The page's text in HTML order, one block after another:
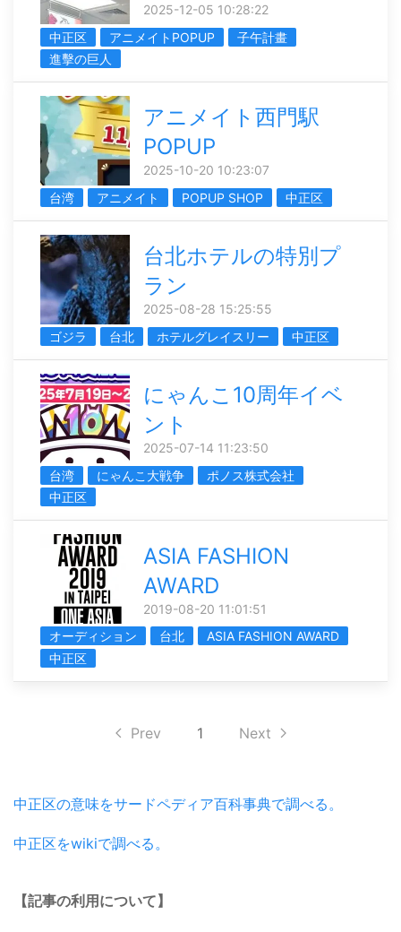
2025-12-05 10:28:22
中正区
アニメイトPOPUP
子午計畫
進擊の巨人
アニメイト西門駅
POPUP
2025-10-20 10:23:07
台湾
アニメイト POPUP SHOP 中正区
台北ホテルの特別プ
ラン
2025-08-28 15:25:55
ゴジラ
台北 ホテルグレイスリー 中正区
にゃんこ10周年イベ
ント
2025-07-14 11:23:50
台湾
にゃんこ大戦争
ポノス株式会社
中正区
ASIA FASHION
AWARD
2019-08-20 11:01:51
オーディション
台北
ASIA FASHION AWARD
中正区
Prev 1 Next
中正区の意味をサードペディア百科事典で調べる。
中正区をwikiで調べる。
【記事の利用について】